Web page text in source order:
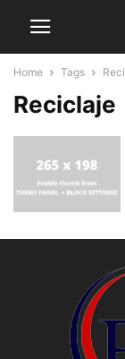
Home Tags
Reciclaje